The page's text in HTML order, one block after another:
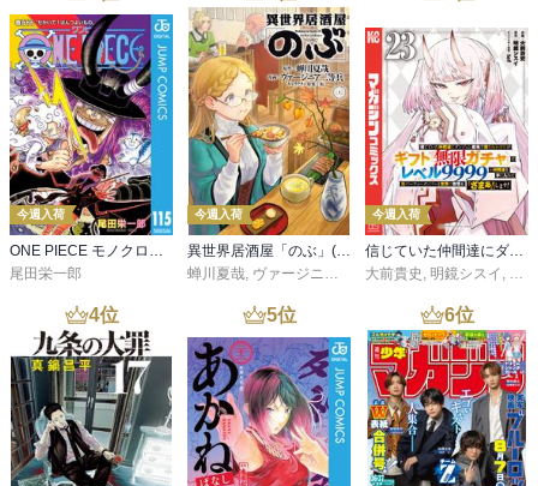
今週入荷
ONE PIECE モノクロ版 115
尾田栄一郎
今週入荷
異世界居酒屋「のぶ」(22)
蝉川夏哉, ヴァージニア二等兵 ,転
今週入荷
信じていた仲間達にダンジョン奥地で殺されかけたがギフト『無限ガチャ』でレベル９９９９の仲間達を手に入れて元パーティーメンバーと世界に復讐＆『ざまぁ！』します！（２３）
大前貴史 , 明鏡シスイ , ｔ
4位 5位 6位